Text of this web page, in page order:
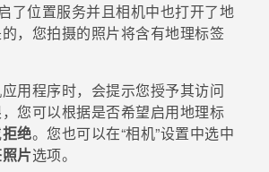
了位置服务并且相机中也打开了地
，您拍摄的照片将含有地理标签
应用程序时，会提示您授予其访问
您可以根据是否希望启用地理标
拒绝。 您也可以在​“‍相机”设置中选中
片选项。